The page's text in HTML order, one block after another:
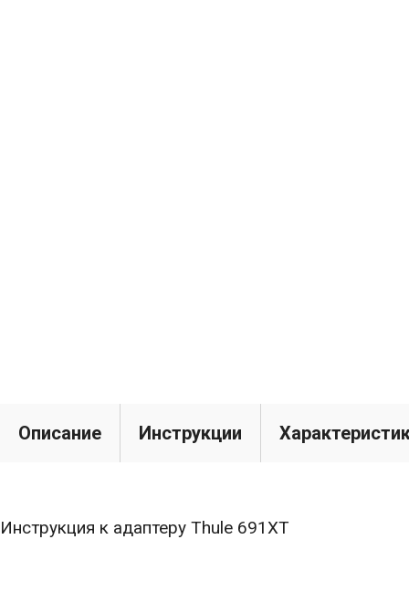
Описание Инструкции
Инструкция к адаптеру Thule 691XT